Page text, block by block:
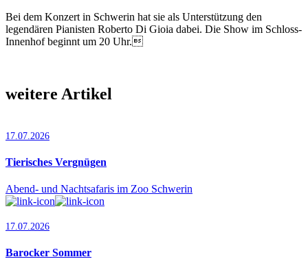
Bei dem Konzert in Schwerin hat sie als Unterstützung den
legendären Pianisten Roberto Di Gioia dabei. Die Show im Schloss-
Innenhof beginnt um 20 Uhr.
weitere Artikel
17.07.2026
Tierisches Vergnügen
Abend- und Nachtsafaris im Zoo Schwerin
17.07.2026
Barocker Sommer